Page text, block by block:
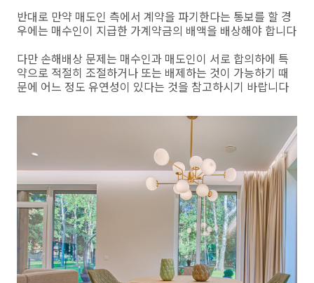
반대로 만약 매도인 측에서 계약을 파기한다는 통보를 할 경
우에는 매수인이 지급한 가계약금의 배액을 배상해야 합니다
다만 손해배상 문제는 매수인과 매도인이 서로 합의하에 특
약으로 적절히 조절하거나 또는 배제하는 것이 가능하기 때
문에 어느 정도 유연성이 있다는 것을 참고하시기 바랍니다